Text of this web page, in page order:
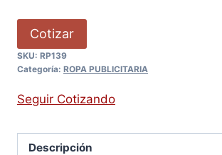
Cotizar
SKU: RP139
Categoría: ROPA PUBLICITARIA
Seguir Cotizando
Descripción